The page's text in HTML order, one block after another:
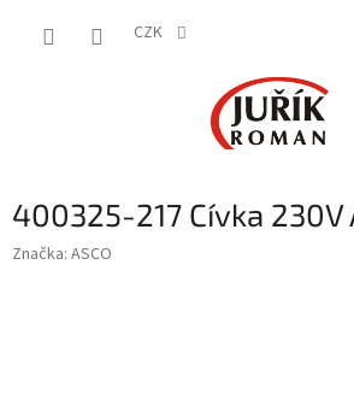
CZK
400325-217 Cívka 230V
Značka: ASCO